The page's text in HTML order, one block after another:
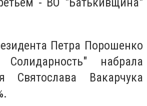
Петра Порошенко
Солидарность" набрала
Святослава Вакарчука